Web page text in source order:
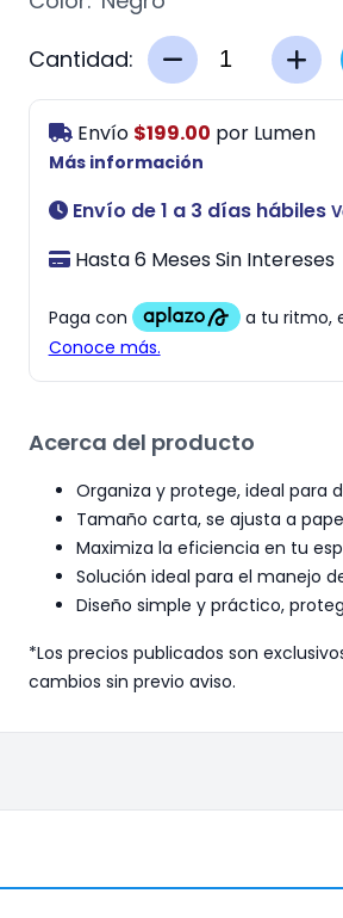
Cantidad:
Envío $199.00 por Lumen
Más información
Envío de 1 a 3 días hábiles
Hasta 6 Meses Sin Intereses
Acerca del producto
Organiza y protege, ideal para
Tamaño carta, se ajusta a
Maximiza la eficiencia en tu
Solución ideal para el manejo
Diseño simple y práctico,
*Los precios publicados son
cambios sin previo aviso.